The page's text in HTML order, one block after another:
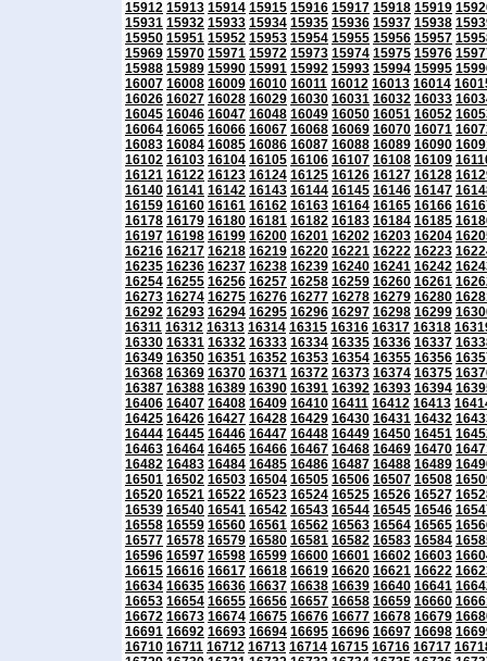
15912 15913 15914 15915 15916 15917 15918 15919
15931 15932 15933 15934 15935 15936 15937 15938
15950 15951 15952 15953 15954 15955 15956 15957
15969 15970 15971 15972 15973 15974 15975 15976
15988 15989 15990 15991 15992 15993 15994 15995
16007 16008 16009 16010 16011 16012 16013 16014
16026 16027 16028 16029 16030 16031 16032 16033
16045 16046 16047 16048 16049 16050 16051 16052
16064 16065 16066 16067 16068 16069 16070 16071
16083 16084 16085 16086 16087 16088 16089 16090
16102 16103 16104 16105 16106 16107 16108 16109
16121 16122 16123 16124 16125 16126 16127 16128
16140 16141 16142 16143 16144 16145 16146 16147
16159 16160 16161 16162 16163 16164 16165 16166
16178 16179 16180 16181 16182 16183 16184 16185
16197 16198 16199 16200 16201 16202 16203 16204
16216 16217 16218 16219 16220 16221 16222 16223
16235 16236 16237 16238 16239 16240 16241 16242
16254 16255 16256 16257 16258 16259 16260 16261
16273 16274 16275 16276 16277 16278 16279 16280
16292 16293 16294 16295 16296 16297 16298 16299
16311 16312 16313 16314 16315 16316 16317 16318
16330 16331 16332 16333 16334 16335 16336 16337
16349 16350 16351 16352 16353 16354 16355 16356
16368 16369 16370 16371 16372 16373 16374 16375
16387 16388 16389 16390 16391 16392 16393 16394
16406 16407 16408 16409 16410 16411 16412 16413
16425 16426 16427 16428 16429 16430 16431 16432
16444 16445 16446 16447 16448 16449 16450 16451
16463 16464 16465 16466 16467 16468 16469 16470
16482 16483 16484 16485 16486 16487 16488 16489
16501 16502 16503 16504 16505 16506 16507 16508
16520 16521 16522 16523 16524 16525 16526 16527
16539 16540 16541 16542 16543 16544 16545 16546
16558 16559 16560 16561 16562 16563 16564 16565
16577 16578 16579 16580 16581 16582 16583 16584
16596 16597 16598 16599 16600 16601 16602 16603
16615 16616 16617 16618 16619 16620 16621 16622
16634 16635 16636 16637 16638 16639 16640 16641
16653 16654 16655 16656 16657 16658 16659 16660
16672 16673 16674 16675 16676 16677 16678 16679
16691 16692 16693 16694 16695 16696 16697 16698
16710 16711 16712 16713 16714 16715 16716 16717